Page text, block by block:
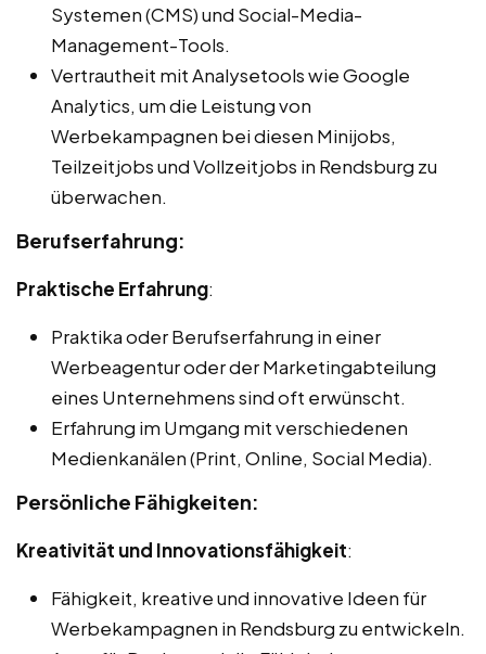
Systemen (CMS) und Social-Media-
Management-Tools.
Vertrautheit mit Analysetools wie Google
Analytics, um die Leistung von
Werbekampagnen bei diesen Minijobs,
Teilzeitjobs und Vollzeitjobs in Rendsburg zu
überwachen.
Berufserfahrung:
Praktische Erfahrung:
Praktika oder Berufserfahrung in einer
Werbeagentur oder der Marketingabteilung
eines Unternehmens sind oft erwünscht.
Erfahrung im Umgang mit verschiedenen
Medienkanälen (Print, Online, Social Media).
Persönliche Fähigkeiten:
Kreativität und Innovationsfähigkeit:
Fähigkeit, kreative und innovative Ideen für
Werbekampagnen in Rendsburg zu entwickeln.